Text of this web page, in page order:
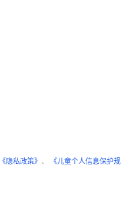
《隐私政策》 、
《儿童个人信息保护规